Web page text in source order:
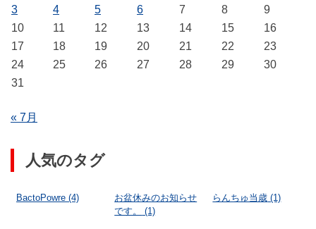
3
4 5 6 7 8
9
10
11 12 13 14 15
16
17
18 19 20 21 22
23
24
25 26 27 28 29
30
31
« 7月
人気のタグ
BactoPowre (4)
お盆休みのお知らせ
です。
(1)
らんちゅ当歳 (1)